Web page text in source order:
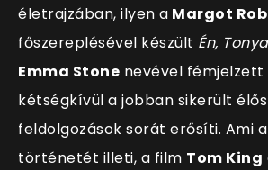
életrajzában, ilyen a Margot
főszereplésével készült Én, Tonya
Emma Stone nevével fémjelzett
kétségkívül a jobban sikerült
feldolgozások sorát erősíti. Ami a
történetét illeti, a film Tom King